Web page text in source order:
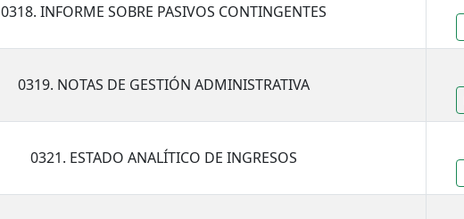
0318. INFORME SOBRE PASIVOS CONTINGENTES
0319. NOTAS DE GESTIÓN ADMINISTRATIVA
0321. ESTADO ANALÍTICO DE INGRESOS